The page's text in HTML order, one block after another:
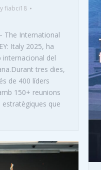
fiabci18
The International
Italy 2025, ha
del
tres dies,
de 400 líders
150+ reunions
que